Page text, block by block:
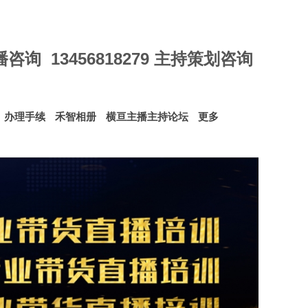
咨询 13456818279 主持策划咨询
办理手续 禾智相册 横亘主播主持论坛 更多